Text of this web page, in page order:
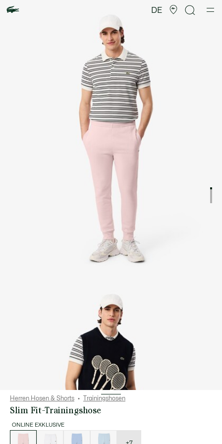
DE
Herren Hosen & Shorts Trainingshosen
Slim Fit-Trainingshose
ONLINE EXKLUSIVE
Liste
Varianten